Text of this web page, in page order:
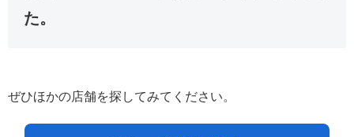
た。
ぜひほかの店舗を探してみてください。